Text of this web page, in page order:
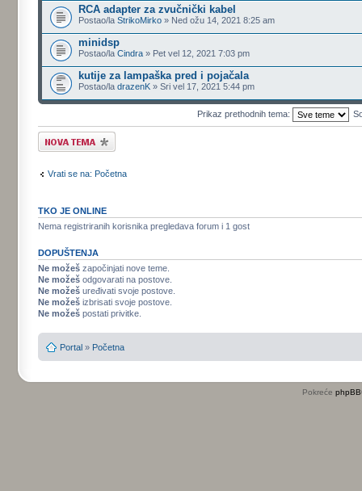
RCA adapter za zvučnički kabel
Postao/la StrikoMirko » Ned ožu 14, 2021 8:25 am
minidsp
Postao/la Cindra » Pet vel 12, 2021 7:03 pm
kutije za lampaška pred i pojačala
Postao/la drazenK » Sri vel 17, 2021 5:44 pm
Prikaz prethodnih tema:
Započni novu temu
Vrati se na: Početna
TKO JE ONLINE
Nema registriranih korisnika pregledava forum i 1 gost
DOPUŠTENJA
Ne možeš započinjati nove teme.
Ne možeš odgovarati na postove.
Ne možeš uređivati svoje postove.
Ne možeš izbrisati svoje postove.
Ne možeš postati privitke.
Portal » Početna
Pokreće phpBB